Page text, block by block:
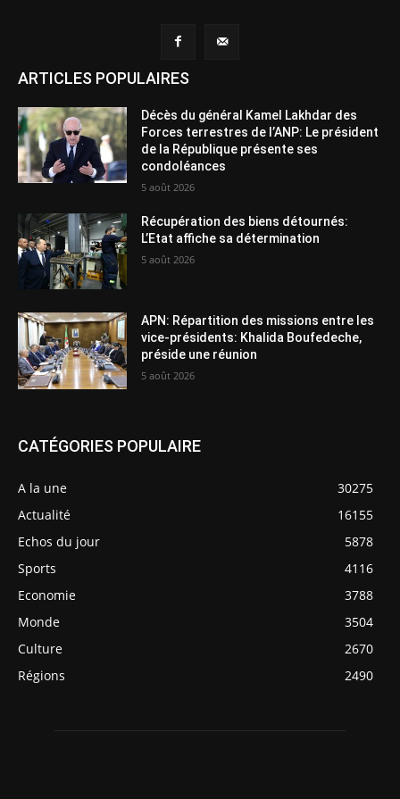
ARTICLES POPULAIRES
Décès du général Kamel Lakhdar des
Forces terrestres de l’ANP: Le président
de la République présente ses
condoléances
5 août 2026
Récupération des biens détournés:
L’Etat affiche sa détermination
5 août 2026
APN: Répartition des missions entre les
vice-présidents: Khalida Boufedeche,
préside une réunion
5 août 2026
CATÉGORIES POPULAIRE
A la une
30275
Actualité
16155
Echos du jour
5878
Sports
4116
Economie
3788
Monde
3504
Culture
2670
Régions
2490